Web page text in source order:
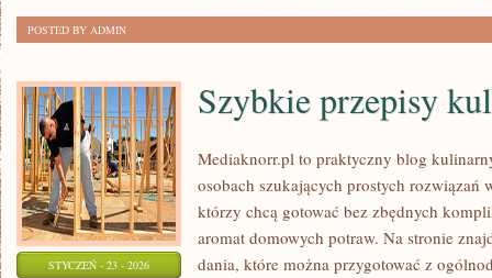
POSTED BY ADMIN
STYCZEŃ - 23 - 2026
Szybkie przepisy
Mediaknorr.pl to praktyczny blog
osobach szukających prostych rozwiązań
którzy chcą gotować bez zbędnych
aromat domowych potraw. Na stronie
dania, które można przygotować z